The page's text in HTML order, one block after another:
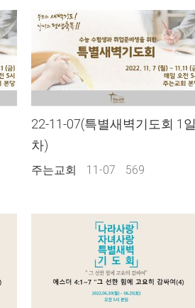
22-11-07(특별새벽기도회 1일
차)
주는교회 11-07 569